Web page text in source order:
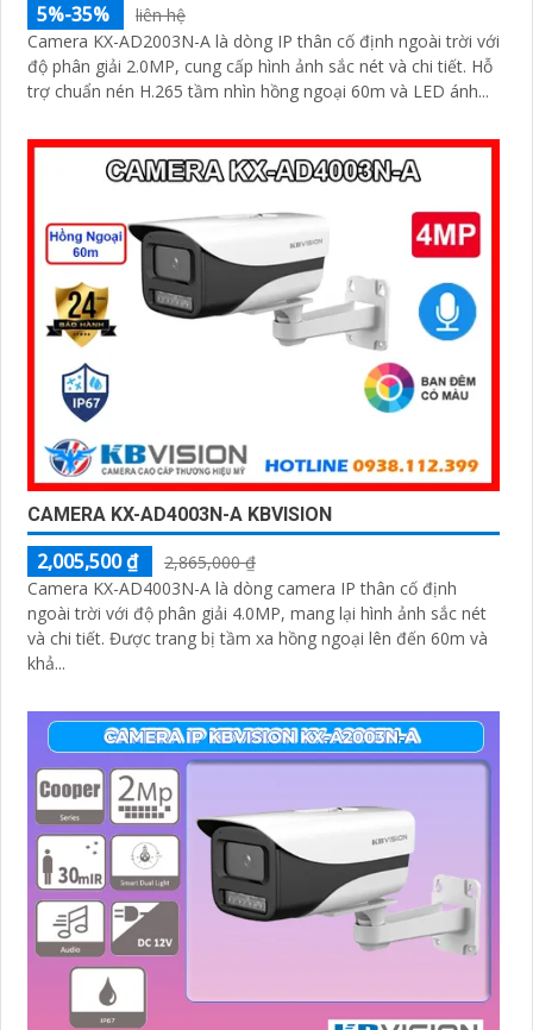
5%-35%
liên hệ
Camera KX-AD2003N-A là dòng IP thân cố định ngoài trời với
độ phân giải 2.0MP, cung cấp hình ảnh sắc nét và chi tiết. Hỗ
trợ chuẩn nén H.265 tầm nhìn hồng ngoại 60m và LED ánh...
CAMERA KX-AD4003N-A KBVISION
2,005,500 ₫
2,865,000 ₫
Camera KX-AD4003N-A là dòng camera IP thân cố định
ngoài trời với độ phân giải 4.0MP, mang lại hình ảnh sắc nét
và chi tiết. Được trang bị tầm xa hồng ngoại lên đến 60m và
khả...